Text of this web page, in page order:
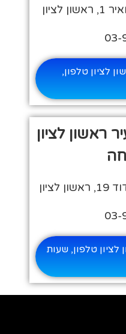
לציון טלפון,
ראשון לציון
לציון טלפון, שעות